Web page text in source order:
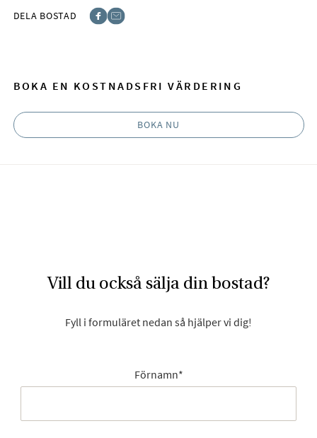
DELA BOSTAD
BOKA EN KOSTNADSFRI VÄRDERING
BOKA NU
Vill du också sälja din bostad?
Fyll i formuläret nedan så hjälper vi dig!
Förnamn*